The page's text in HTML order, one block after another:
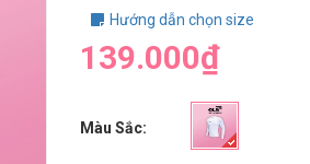
Hướng dẫn chọn size
139.000₫
Màu Sắc: